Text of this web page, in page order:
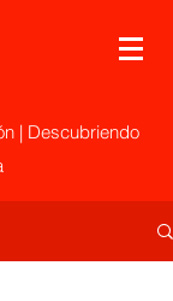
| Descubriendo